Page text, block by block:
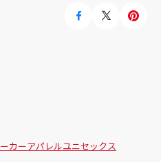
カーアパレルユニセックス